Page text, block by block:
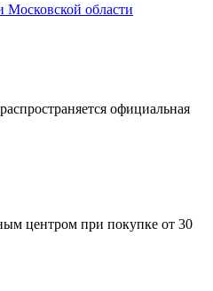
области
официальная
центром при покупке от 30